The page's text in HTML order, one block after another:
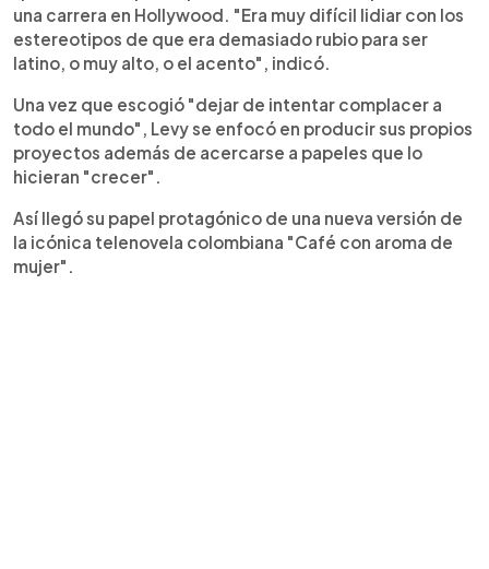
una carrera en Hollywood. "Era muy difícil lidiar con los
estereotipos de que era demasiado rubio para ser
latino, o muy alto, o el acento", indicó.
Una vez que escogió "dejar de intentar complacer a
todo el mundo", Levy se enfocó en producir sus propios
proyectos además de acercarse a papeles que lo
hicieran "crecer".
Así llegó su papel protagónico de una nueva versión de
la icónica telenovela colombiana "Café con aroma de
mujer".